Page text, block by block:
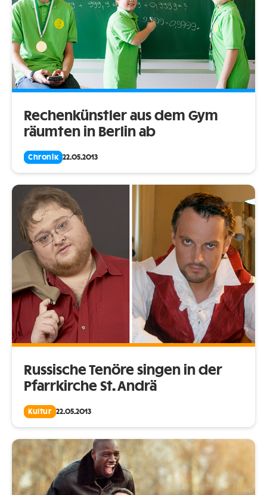
Rechenkünstler aus dem Gym
räumten in Berlin ab
Chronik 22.05.2013
Russische Tenöre singen in der
Pfarrkirche St. Andrä
Kultur 22.05.2013